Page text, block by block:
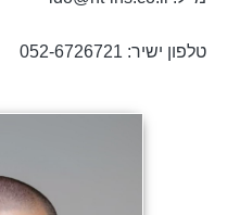
טלפון ישיר: 052-6726721